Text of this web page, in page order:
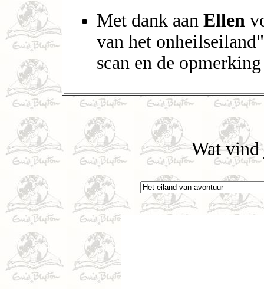
Met dank aan Ellen
van het
scan en de
Wat